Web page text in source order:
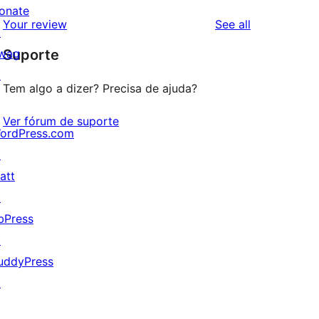
reviews
star
reviews
1-
star
reviews
Your review See all
Suporte
Tem algo a dizer? Precisa de ajuda?
Ver fórum de suporte